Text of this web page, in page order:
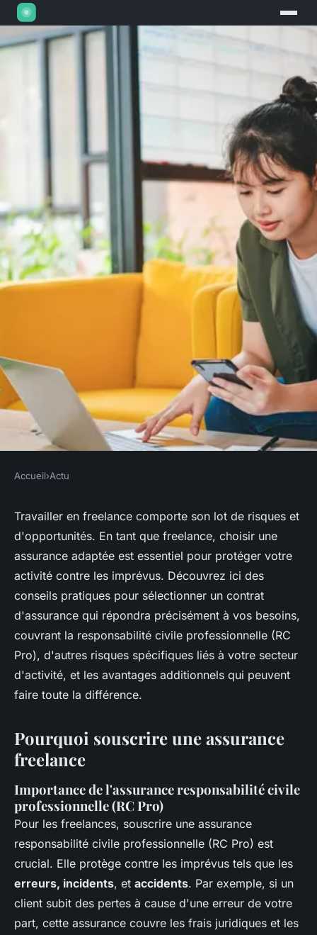
Assurance freelance : conseils
pour choisir un contrat adapté
à vos besoins
Antoine• 26 juillet 2024•2 min de lecture
Accueil›Actu
Travailler en freelance comporte son lot de risques et
d'opportunités. En tant que freelance, choisir une
assurance adaptée est essentiel pour protéger votre
activité contre les imprévus. Découvrez ici des
conseils pratiques pour sélectionner un contrat
d'assurance qui répondra précisément à vos besoins,
couvrant la responsabilité civile professionnelle (RC
Pro), d'autres risques spécifiques liés à votre secteur
d'activité, et les avantages additionnels qui peuvent
faire toute la différence.
Pourquoi souscrire une assurance
freelance
Importance de l'assurance responsabilité civile
professionnelle (RC Pro)
Pour les freelances, souscrire une assurance
responsabilité civile professionnelle (RC Pro) est
crucial. Elle protège contre les imprévus tels que les
erreurs, incidents, et accidents. Par exemple, si un
client subit des pertes à cause d'une erreur de votre
part, cette assurance couvre les frais juridiques et les